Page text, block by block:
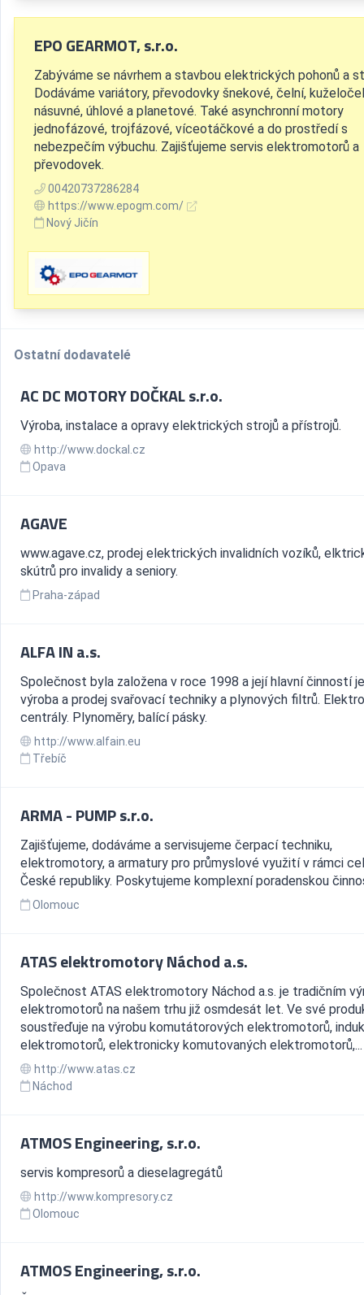
EPO GEARMOT, s.r.o.
Zabýváme se návrhem a stavbou elektrických pohonů a
Dodáváme variátory, převodovky šnekové, čelní,
násuvné, úhlové a planetové. Také asynchronní motory
jednofázové, trojfázové, víceotáčkové a do prostředí s
nebezpečím výbuchu. Zajišťujeme servis elektromotorů a
převodovek.
00420737286284
https://www.epogm.com/
Nový Jičín
Ostatní dodavatelé
AC DC MOTORY DOČKAL s.r.o.
Výroba, instalace a opravy elektrických strojů a přístrojů.
http://www.dockal.cz
Opava
AGAVE
www.agave.cz, prodej elektrických invalidních vozíků,
skútrů pro invalidy a seniory.
Praha-západ
ALFA IN a.s.
Společnost byla založena v roce 1998 a její hlavní činností
výroba a prodej svařovací techniky a plynových filtrů. Elektro
centrály. Plynoměry, balící pásky.
http://www.alfain.eu
Třebíč
ARMA - PUMP s.r.o.
Zajišťujeme, dodáváme a servisujeme čerpací techniku,
elektromotory, a armatury pro průmyslové využití v rámci
České republiky. Poskytujeme komplexní poradenskou
Olomouc
ATAS elektromotory Náchod a.s.
Společnost ATAS elektromotory Náchod a.s. je tradičním
elektromotorů na našem trhu již osmdesát let. Ve své
soustřeďuje na výrobu komutátorových elektromotorů,
elektromotorů, elektronicky komutovaných elektromotorů,...
http://www.atas.cz
Náchod
ATMOS Engineering, s.r.o.
servis kompresorů a dieselagregátů
http://www.kompresory.cz
Olomouc
ATMOS Engineering, s.r.o.